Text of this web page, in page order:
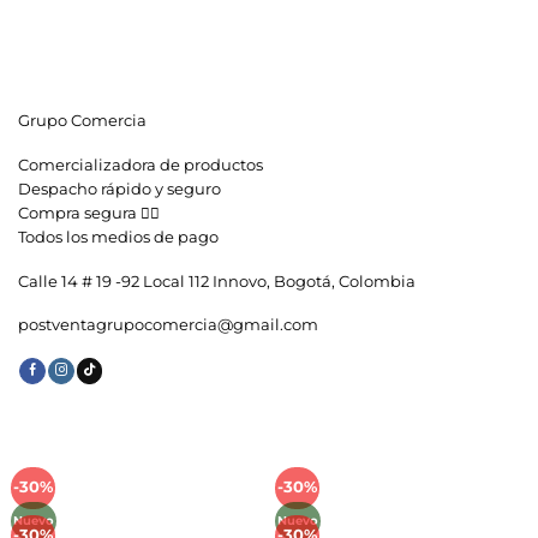
Grupo Comercia
Comercializadora de productos
Despacho rápido y seguro
Compra segura 👇🏼
Todos los medios de pago
Calle 14 # 19 -92 Local 112 Innovo, Bogotá, Colombia
postventagrupocomercia@gmail.com
-30%
Nuevo
-30%
Nuevo